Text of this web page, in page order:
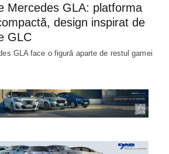
Mercedes GLA: platforma
design inspirat de
GLC
GLA face o figură aparte de restul gamei